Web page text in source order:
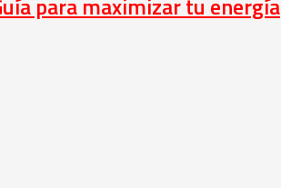
para maximizar tu energía